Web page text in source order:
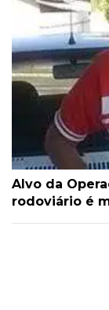
Alvo da
rodoviário é